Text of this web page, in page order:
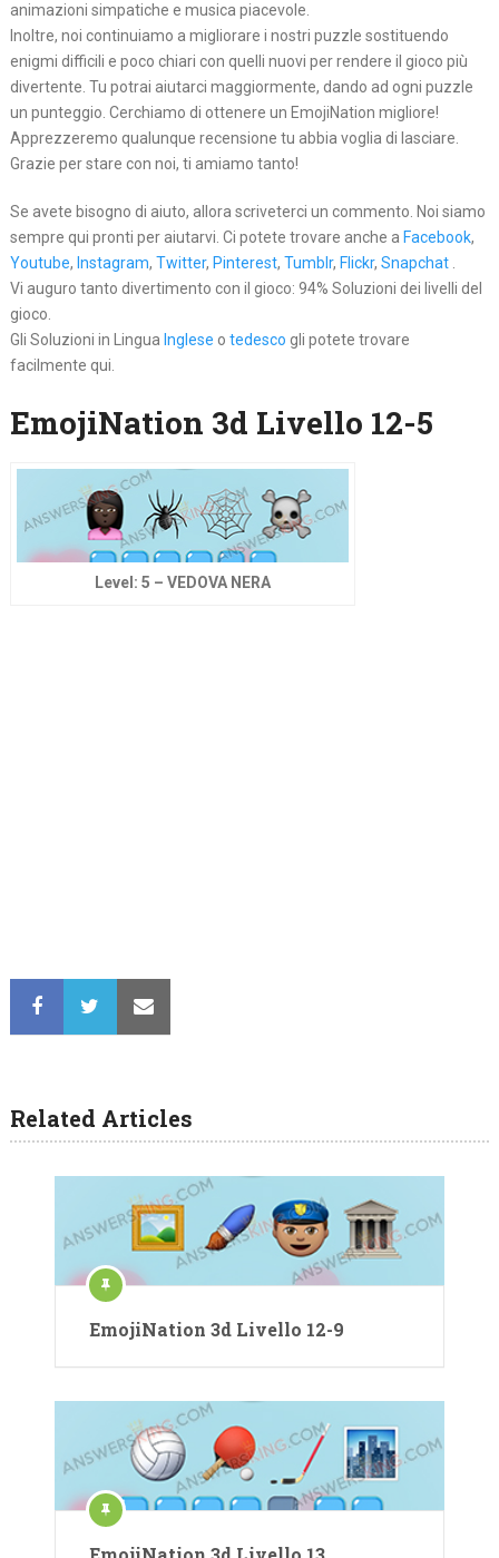
animazioni simpatiche e musica piacevole.
Inoltre, noi continuiamo a migliorare i nostri puzzle sostituendo
enigmi difficili e poco chiari con quelli nuovi per rendere il gioco più
divertente. Tu potrai aiutarci maggiormente, dando ad ogni puzzle
un punteggio. Cerchiamo di ottenere un EmojiNation migliore!
Apprezzeremo qualunque recensione tu abbia voglia di lasciare.
Grazie per stare con noi, ti amiamo tanto!
Se avete bisogno di aiuto, allora scriveterci un commento. Noi siamo
sempre qui pronti per aiutarvi. Ci potete trovare anche a Facebook,
Youtube, Instagram, Twitter, Pinterest, Tumblr, Flickr, Snapchat.
Vi auguro tanto divertimento con il gioco: 94% Soluzioni dei livelli del
gioco.
Gli Soluzioni in Lingua Inglese o tedesco gli potete trovare
facilmente qui.
EmojiNation 3d Livello 12-5
Level: 5 – VEDOVA NERA
Related Articles
EmojiNation 3d Livello 12-9